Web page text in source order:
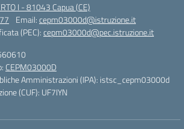
I - 81043 Capua (CE)
Email:cepm03000d@istruzione.it
(PEC):cepm03000d@pec.istruzione.it
CEPM03000D
Amministrazioni (IPA): istsc_cepm03000d
(CUF): UF7IYN